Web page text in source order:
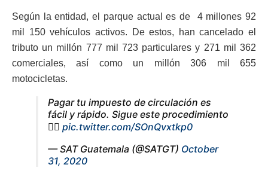
Según la entidad, el parque actual es de 4 millones 92
mil 150 vehículos activos. De estos, han cancelado el
tributo un millón 777 mil 723 particulares y 271 mil 362
comerciales, así como un millón 306 mil 655
motocicletas.
Pagar tu impuesto de circulación es
fácil y rápido. Sigue este procedimiento
👇🏽 pic.twitter.com/SOnQvxtkp0
— SAT Guatemala (@SATGT) October
31, 2020